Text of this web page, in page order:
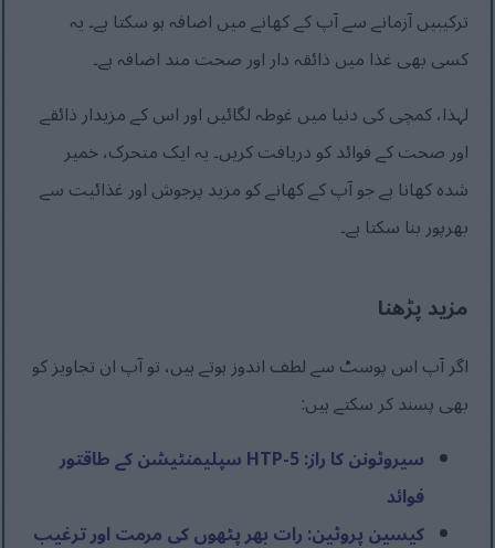
ترکیبیں آزمانے سے آپ کے کھانے میں اضافہ ہو سکتا ہے۔ یہ
کسی بھی غذا میں ذائقہ دار اور صحت مند اضافہ ہے۔
لہذا، کمچی کی دنیا میں غوطہ لگائیں اور اس کے مزیدار ذائقے
اور صحت کے فوائد کو دریافت کریں۔ یہ ایک متحرک، خمیر
شدہ کھانا ہے جو آپ کے کھانے کو مزید پرجوش اور غذائیت سے
بھرپور بنا سکتا ہے۔
مزید پڑھنا
اگر آپ اس پوسٹ سے لطف اندوز ہوتے ہیں، تو آپ ان تجاویز کو
بھی پسند کر سکتے ہیں:
سیروٹونن کا راز: 5-HTP سپلیمنٹیشن کے طاقتور
فوائد
کیسین پروٹین: رات بھر پٹھوں کی مرمت اور ترغیب